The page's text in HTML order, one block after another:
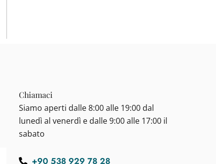
Chiamaci
Siamo aperti dalle 8:00 alle 19:00 dal
lunedì al venerdì e dalle 9:00 alle 17:00 il
sabato
+90 538 929 78 28